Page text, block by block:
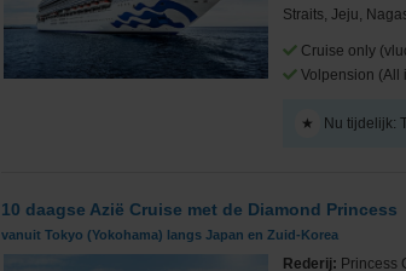
Straits, Jeju,
Cruise only
Volpension (All
★ Nu tijdelijk:
10 daagse Azië Cruise met de Diamond Princess
vanuit Tokyo (Yokohama) langs Japan en Zuid-Korea
Rederij: Princess